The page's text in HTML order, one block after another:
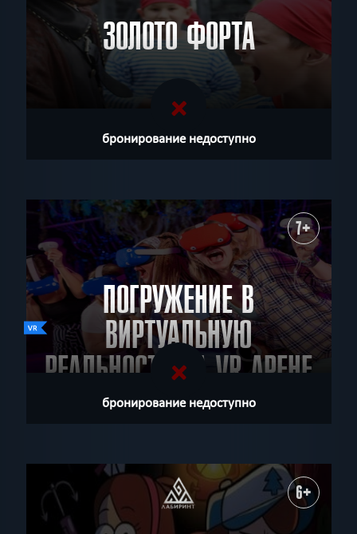
ЗОЛОТО ФОРТА
бронирование недоступно
7+
ПОГРУЖЕНИЕ В
ВИРТУАЛЬНУЮ
РЕАЛЬНОСТЬ НА VR АРЕНЕ
КАМЕЛОТ
бронирование недоступно
6+